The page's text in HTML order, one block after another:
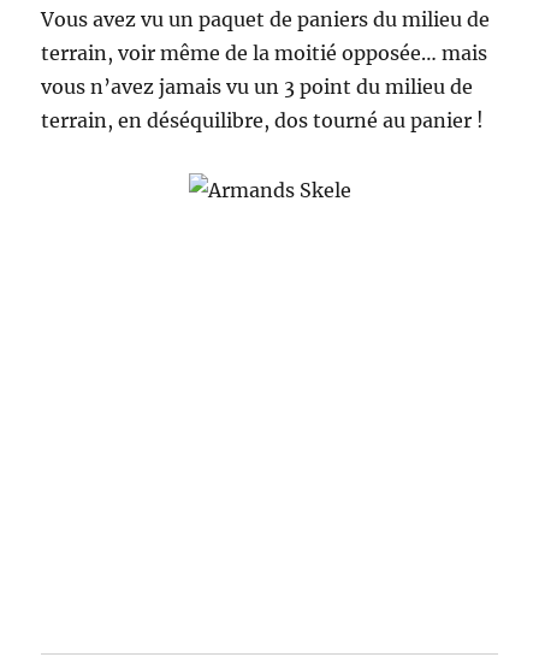
Vous avez vu un paquet de paniers du milieu de
terrain, voir même de la moitié opposée… mais
vous n’avez jamais vu un 3 point du milieu de
terrain, en déséquilibre, dos tourné au panier !